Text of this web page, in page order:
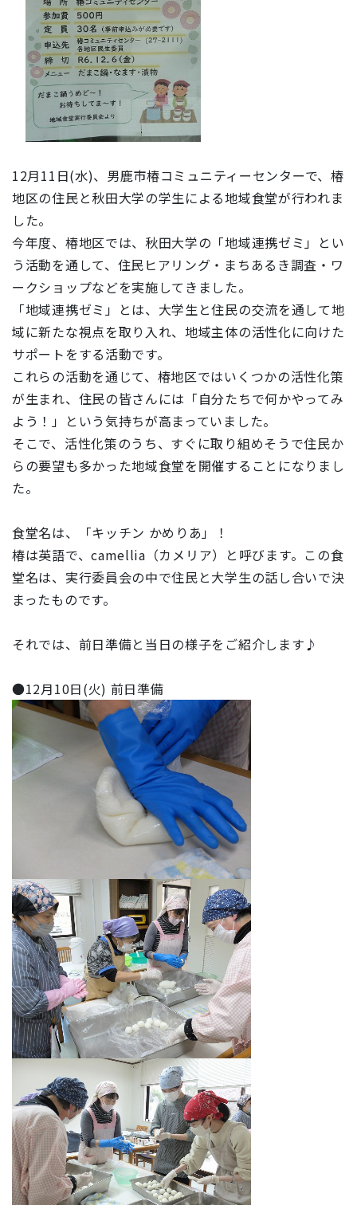
12月11日(水)、男鹿市椿コミュニティーセンターで、椿
地区の住民と秋田大学の学生による地域食堂が行われま
した。
今年度、椿地区では、秋田大学の「地域連携ゼミ」とい
う活動を通して、住民ヒアリング・まちあるき調査・ワ
ークショップなどを実施してきました。
「地域連携ゼミ」とは、大学生と住民の交流を通して地
域に新たな視点を取り入れ、地域主体の活性化に向けた
サポートをする活動です。
これらの活動を通じて、椿地区ではいくつかの活性化策
が生まれ、住民の皆さんには「自分たちで何かやってみ
よう！」という気持ちが高まっていました。
そこで、活性化策のうち、すぐに取り組めそうで住民か
らの要望も多かった地域食堂を開催することになりまし
た。
食堂名は、「キッチン かめりあ」！
椿は英語で、camellia（カメリア）と呼びます。この食
堂名は、実行委員会の中で住民と大学生の話し合いで決
まったものです。
それでは、前日準備と当日の様子をご紹介します♪
●12月10日(火) 前日準備